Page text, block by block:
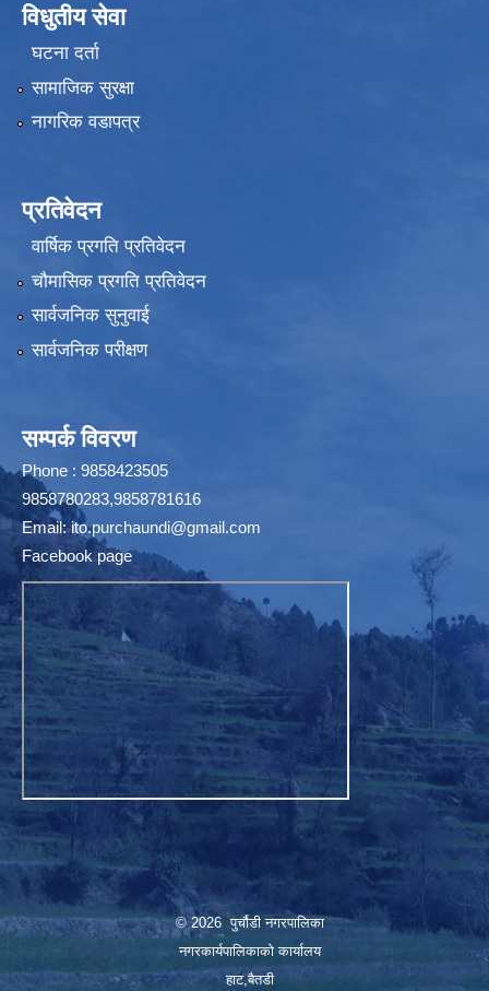
विधुतीय सेवा
घटना दर्ता
सामाजिक सुरक्षा
नागरिक वडापत्र
प्रतिवेदन
वार्षिक प्रगति प्रतिवेदन
चौमासिक प्रगति प्रतिवेदन
सार्वजनिक सुनुवाई
सार्वजनिक परीक्षण
सम्पर्क विवरण
Phone : 9858423505
9858780283,9858781616
Email:ito.purchaundi@gmail.com
Facebook page
© 2026 पुर्चौडी नगरपालिका
नगरकार्यपालिकाकाे कार्यालय
हाट,बैतडी